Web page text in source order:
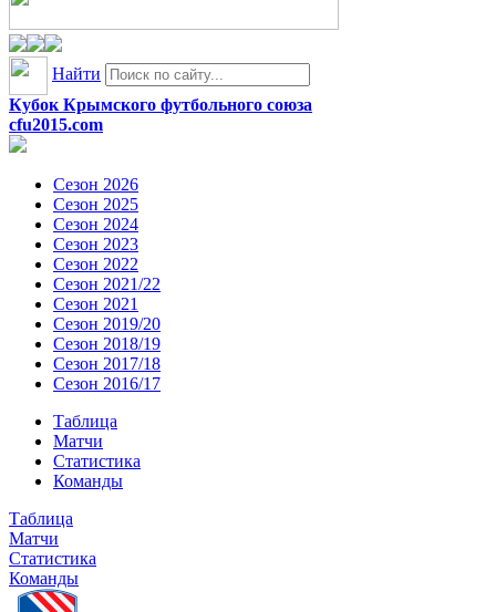
Найти
Кубок Крымского футбольного союза
cfu2015.com
Сезон 2026
Сезон 2025
Сезон 2024
Сезон 2023
Сезон 2022
Сезон 2021/22
Сезон 2021
Сезон 2019/20
Сезон 2018/19
Сезон 2017/18
Сезон 2016/17
Таблица
Матчи
Статистика
Команды
Таблица
Матчи
Статистика
Команды